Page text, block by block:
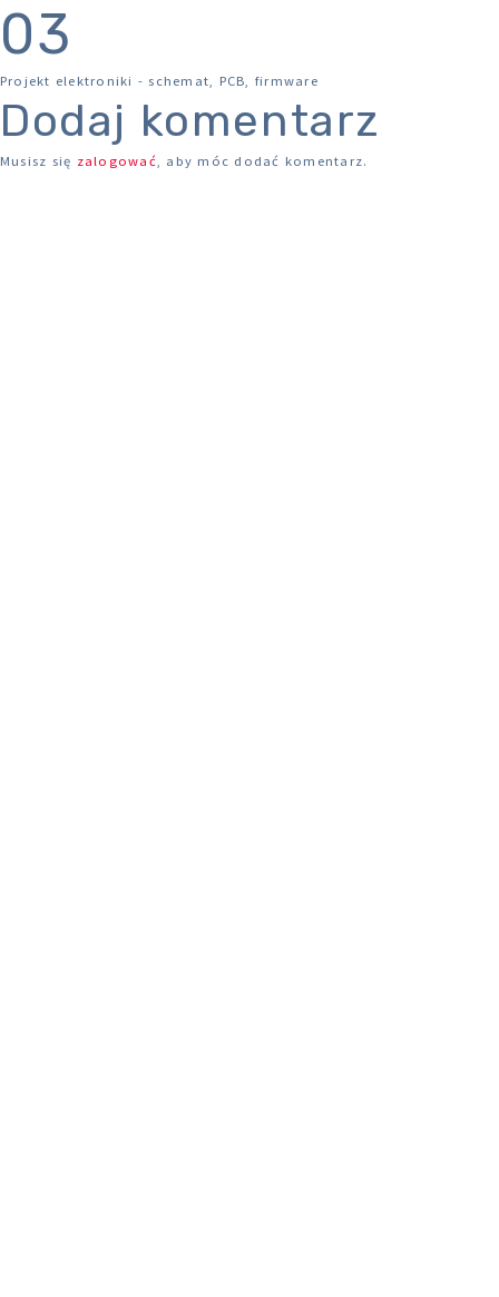
03
Projekt elektroniki - schemat, PCB, firmware
Dodaj komentarz
Musisz się zalogować, aby móc dodać komentarz.